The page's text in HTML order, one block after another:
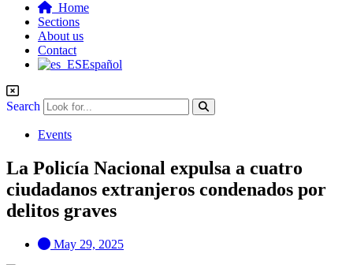
Home
Sections
About us
Contact
Español
Search
Events
La Policía Nacional expulsa a cuatro
ciudadanos extranjeros condenados por
delitos graves
May 29, 2025